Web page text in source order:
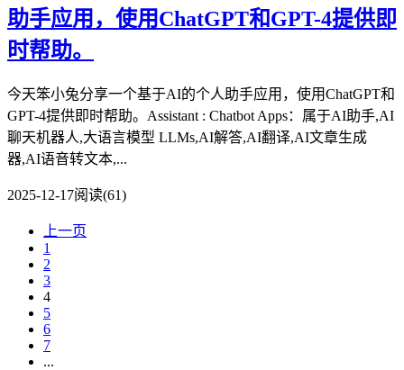
助手应用，使用ChatGPT和GPT-4提供即
时帮助。
今天笨小兔分享一个基于AI的个人助手应用，使用ChatGPT和
GPT-4提供即时帮助。Assistant : Chatbot Apps：属于AI助手,AI
聊天机器人,大语言模型 LLMs,AI解答,AI翻译,AI文章生成
器,AI语音转文本,...
2025-12-17阅读(61)
上一页
1
2
3
4
5
6
7
...